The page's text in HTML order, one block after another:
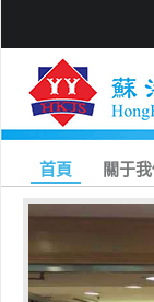
首頁 關于我